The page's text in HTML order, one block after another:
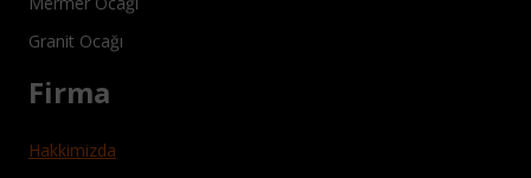
Granit Ocağı
Firma
Hakkimizda